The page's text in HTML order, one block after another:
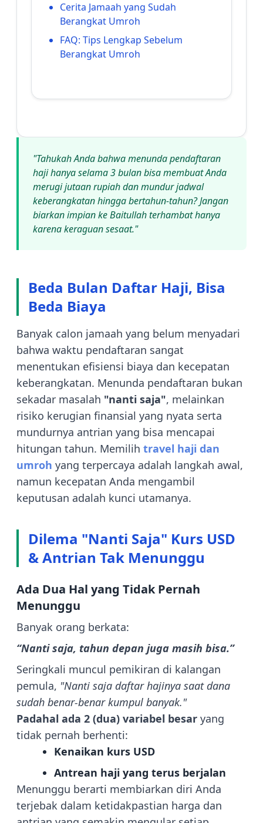
Cerita Jamaah yang Sudah
Berangkat Umroh
FAQ: Tips Lengkap Sebelum
Berangkat Umroh
"Tahukah Anda bahwa menunda pendaftaran
haji hanya selama 3 bulan bisa membuat Anda
merugi jutaan rupiah dan mundur jadwal
keberangkatan hingga bertahun-tahun? Jangan
biarkan impian ke Baitullah terhambat hanya
karena keraguan sesaat."
Beda Bulan Daftar Haji, Bisa
Beda Biaya
Banyak calon jamaah yang belum menyadari
bahwa waktu pendaftaran sangat
menentukan efisiensi biaya dan kecepatan
keberangkatan. Menunda pendaftaran bukan
sekadar masalah "nanti saja", melainkan
risiko kerugian finansial yang nyata serta
mundurnya antrian yang bisa mencapai
hitungan tahun. Memilih travel haji dan
umroh yang terpercaya adalah langkah awal,
namun kecepatan Anda mengambil
keputusan adalah kunci utamanya.
Dilema "Nanti Saja" Kurs USD
& Antrian Tak Menunggu
Ada Dua Hal yang Tidak Pernah
Menunggu
Banyak orang berkata:
“Nanti saja, tahun depan juga masih bisa.”
Seringkali muncul pemikiran di kalangan
pemula, "Nanti saja daftar hajinya saat dana
sudah benar-benar kumpul banyak."
Padahal ada 2 (dua) variabel besar yang
tidak pernah berhenti:
Kenaikan kurs USD
Antrean haji yang terus berjalan
Menunggu berarti membiarkan diri Anda
terjebak dalam ketidakpastian harga dan